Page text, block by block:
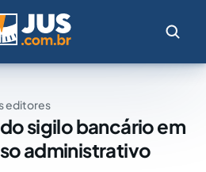
editores
sigilo bancário em
administrativo